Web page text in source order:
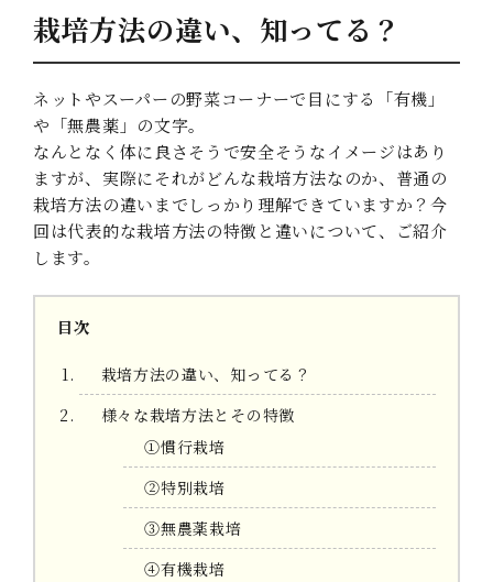
栽培方法の違い、知ってる？
ネットやスーパーの野菜コーナーで目にする「有機」
や「無農薬」の文字。
なんとなく体に良さそうで安全そうなイメージはあり
ますが、実際にそれがどんな栽培方法なのか、普通の
栽培方法の違いまでしっかり理解できていますか？今
回は代表的な栽培方法の特徴と違いについて、ご紹介
します。
目次
栽培方法の違い、知ってる？
様々な栽培方法とその特徴
①慣行栽培
②特別栽培
③無農薬栽培
④有機栽培